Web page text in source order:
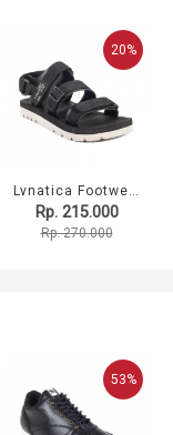
20%
Lvnatica Footwear Alto Black Sandal gunung Pria/Wanita Original
Rp. 215.000
Rp. 270.000
53%